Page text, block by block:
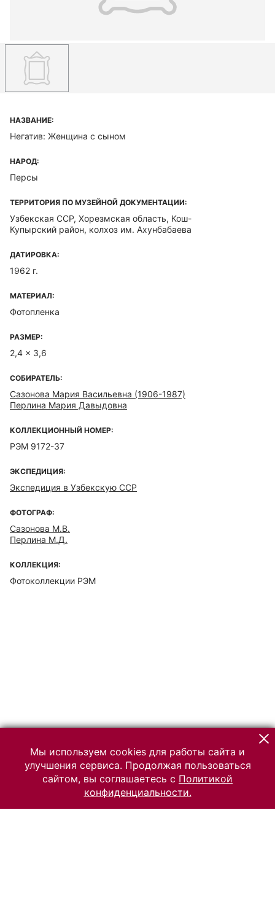
НАЗВАНИЕ:
Негатив: Женщина с сыном
НАРОД:
Персы
ТЕРРИТОРИЯ ПО МУЗЕЙНОЙ ДОКУМЕНТАЦИИ:
Узбекская ССР, Хорезмская область, Кош-
Купырский район, колхоз им. Ахунбабаева
ДАТИРОВКА:
1962 г.
МАТЕРИАЛ:
Фотопленка
РАЗМЕР:
2,4 x 3,6
СОБИРАТЕЛЬ:
Сазонова Мария Васильевна (1906-1987)
Перлина Мария Давыдовна
КОЛЛЕКЦИОННЫЙ НОМЕР:
РЭМ 9172-37
ЭКСПЕДИЦИЯ:
Экспедиция в Узбекскую ССР
ФОТОГРАФ:
Сазонова М.В.
Перлина М.Д.
КОЛЛЕКЦИЯ:
Фотоколлекции РЭМ
Мы используем cookies для работы сайта и
улучшения сервиса. Продолжая пользоваться
сайтом, вы соглашаетесь с Политикой
конфиденциальности.